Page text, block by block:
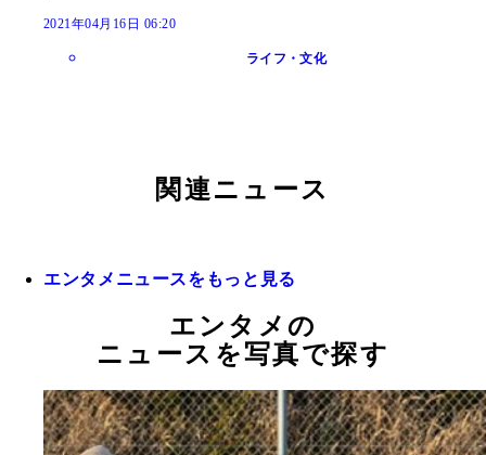
2021年04月16日 06:20
ライフ・文化
関連ニュース
エンタメニュースをもっと見る
エンタメの
ニュースを写真で探す